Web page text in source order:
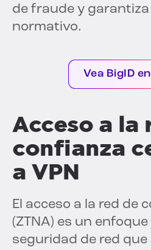
de fraude y
normativo.
Vea BigID
Acceso a la
confianza
a VPN
El acceso a la red de
(ZTNA) es un
seguridad de red